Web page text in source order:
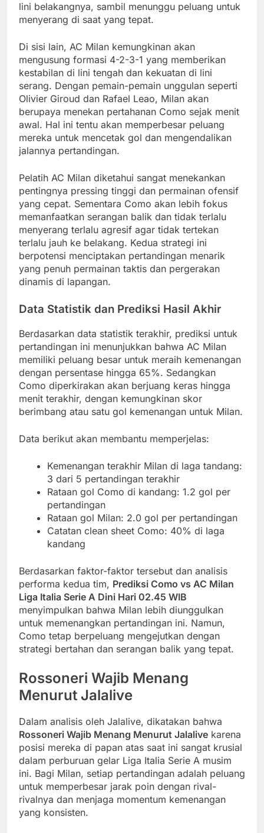
lini belakangnya, sambil menunggu peluang untuk
menyerang di saat yang tepat.
Di sisi lain, AC Milan kemungkinan akan
mengusung formasi 4-2-3-1 yang memberikan
kestabilan di lini tengah dan kekuatan di lini
serang. Dengan pemain-pemain unggulan seperti
Olivier Giroud dan Rafael Leao, Milan akan
berupaya menekan pertahanan Como sejak menit
awal. Hal ini tentu akan memperbesar peluang
mereka untuk mencetak gol dan mengendalikan
jalannya pertandingan.
Pelatih AC Milan diketahui sangat menekankan
pentingnya pressing tinggi dan permainan ofensif
yang cepat. Sementara Como akan lebih fokus
memanfaatkan serangan balik dan tidak terlalu
menyerang terlalu agresif agar tidak tertekan
terlalu jauh ke belakang. Kedua strategi ini
berpotensi menciptakan pertandingan menarik
yang penuh permainan taktis dan pergerakan
dinamis di lapangan.
Data Statistik dan Prediksi Hasil Akhir
Berdasarkan data statistik terakhir, prediksi untuk
pertandingan ini menunjukkan bahwa AC Milan
memiliki peluang besar untuk meraih kemenangan
dengan persentase hingga 65%. Sedangkan
Como diperkirakan akan berjuang keras hingga
menit terakhir, dengan kemungkinan skor
berimbang atau satu gol kemenangan untuk Milan.
Data berikut akan membantu memperjelas:
Kemenangan terakhir Milan di laga tandang:
3 dari 5 pertandingan terakhir
Rataan gol Como di kandang: 1.2 gol per
pertandingan
Rataan gol Milan: 2.0 gol per pertandingan
Catatan clean sheet Como: 40% di laga
kandang
Berdasarkan faktor-faktor tersebut dan analisis
performa kedua tim, Prediksi Como vs AC Milan
Liga Italia Serie A Dini Hari 02.45 WIB
menyimpulkan bahwa Milan lebih diunggulkan
untuk memenangkan pertandingan ini. Namun,
Como tetap berpeluang mengejutkan dengan
strategi bertahan dan serangan balik yang tepat.
Rossoneri Wajib Menang
Menurut Jalalive
Dalam analisis oleh Jalalive, dikatakan bahwa
Rossoneri Wajib Menang Menurut Jalalive karena
posisi mereka di papan atas saat ini sangat krusial
dalam perburuan gelar Liga Italia Serie A musim
ini. Bagi Milan, setiap pertandingan adalah peluang
untuk memperbesar jarak poin dengan rival-
rivalnya dan menjaga momentum kemenangan
yang konsisten.